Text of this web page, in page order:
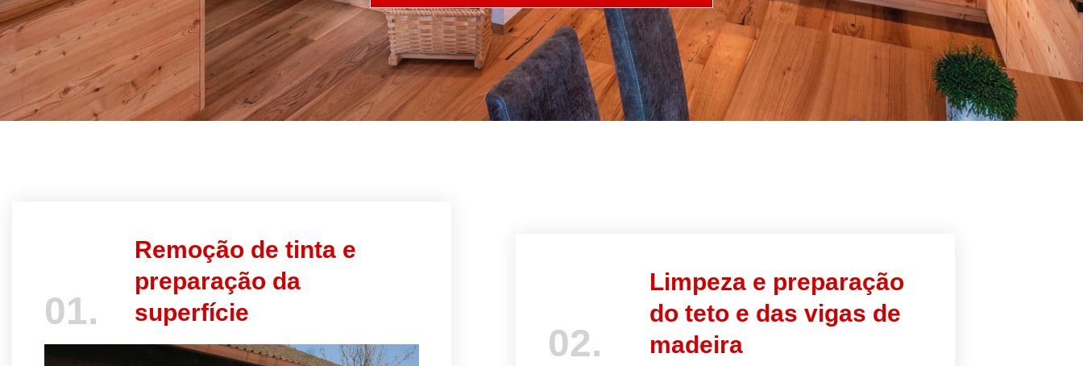
01.
Remoção de tinta e
preparação da
superfície
02.
Limpeza e preparação
do teto e das vigas de
madeira